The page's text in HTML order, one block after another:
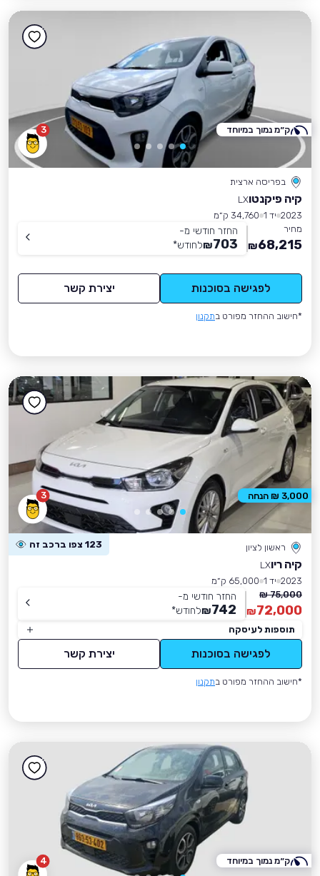
3
בפריסה ארצית
קיה פיקנטוLX
2023 יד 1
34,760 ק״מ
מחיר
68,215
₪
החזר חודשי מ-
703
₪לחודש*
לפגישה בסוכנות יצירת קשר
*חישוב ההחזר מפורט בתקנון
ק״מ נמוך במיוחד
3
ראשון לציון 123 צפו ברכב זה
קיה ריוLX
2023 יד 1
65,000 ק״מ
75,000 ₪
72,000
₪
החזר חודשי מ-
742
₪לחודש*
תוספות לעיסקה
לפגישה בסוכנות יצירת קשר
*חישוב ההחזר מפורט בתקנון
3,000 ₪ הנחה
4 ק״מ נמוך במיוחד